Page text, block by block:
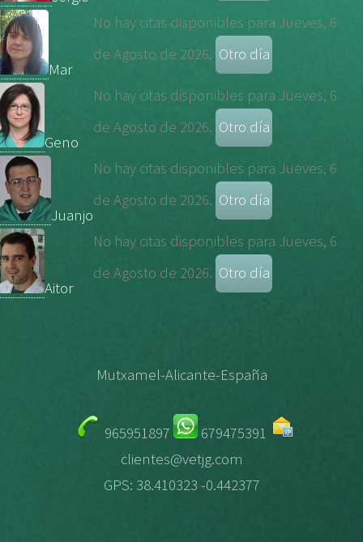
Mar
No hay citas disponibles para Jueves, 6
de Agosto de 2026.
Geno
No hay citas disponibles para Jueves, 6
de Agosto de 2026.
Juanjo
No hay citas disponibles para Jueves, 6
de Agosto de 2026.
Aitor
No hay citas disponibles para Jueves, 6
de Agosto de 2026.
Mutxamel-Alicante-España
965951897
679475391
clientes@vetjg.com
GPS: 38.410323 -0.442377